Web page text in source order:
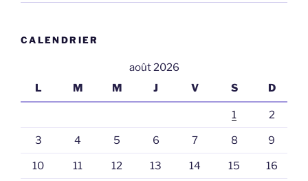
CALENDRIER
août 2026
L
M M J V S D
1 2
3 4 5 6 7 8 9
10 11 12 13 14 15 16